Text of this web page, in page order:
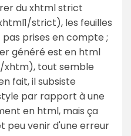
du xhtml strict
strict), les feuilles
prises en compte ;
généré est en html
xhtm), tout semble
fait, il subsiste
par rapport à une
en html, mais ça
peu venir d'une erreur